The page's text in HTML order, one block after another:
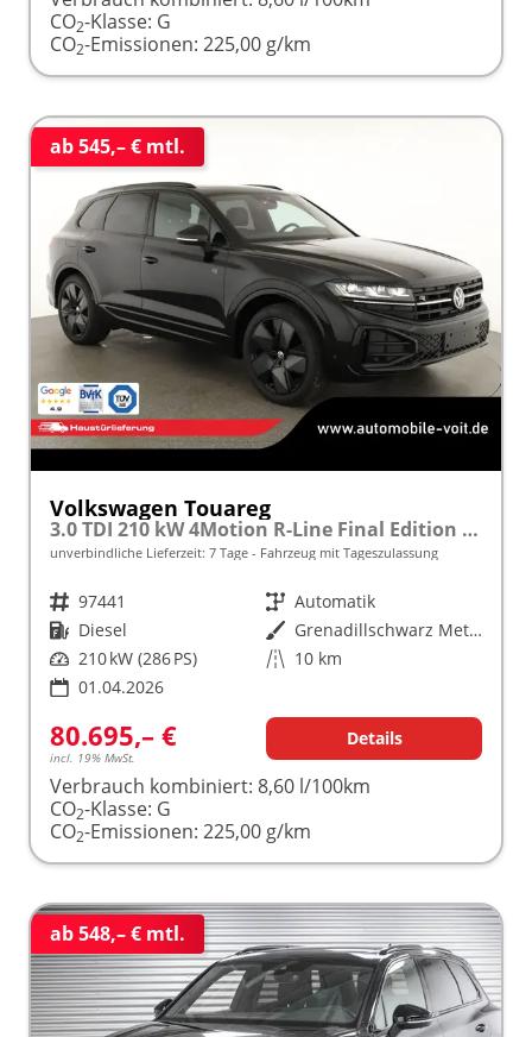
CO2-Klasse: G
CO2-Emissionen: 225,00 g/km
ab 545,– € mtl.
Volkswagen Touareg
3.0 TDI 210 kW 4Motion R-Line Final Edition V6 Black Edition, HuD, Luft, Standheizung, Pano, Dynaudio, Leder, AHK, Navi, Side, Winter, 5 J.-Garantie
unverbindliche Lieferzeit: 7 Tage Fahrzeug mit Tageszulassung
Fahrzeugnr. 97441 Getriebe Automatik
Kraftstoff Diesel Außenfarbe
Grenadillschwarz Metallic
Leistung 210 kW (286 PS) Kilometerstand 10 km
01.04.2026
80.695,– €
incl. 19% MwSt.
Details
Verbrauch kombiniert: 8,60 l/100km
CO2-Klasse: G
CO2-Emissionen: 225,00 g/km
ab 548,– € mtl.